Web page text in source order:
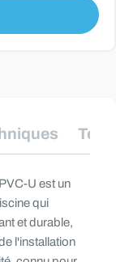
U est un
qui
et durable,
l'installation